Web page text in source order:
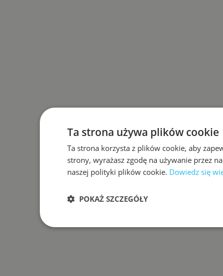
Ta strona używa plików cookie
Ta strona korzysta z plików cookie, aby
strony, wyrażasz zgodę na używanie przez
naszej polityki plików cookie. Dowiedz się
POKAŻ SZCZEGÓŁY